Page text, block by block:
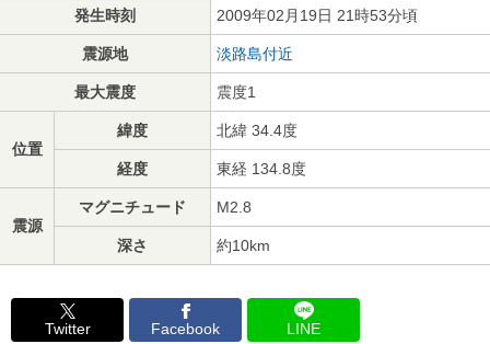
発生時刻 2009年02月19日 21時53分頃
震源地 淡路島付近
最大震度 震度1
位置
緯度 北緯 34.4度
経度 東経 134.8度
震源
マグニチュード M2.8
深さ 約10km
Twitter Facebook LINE